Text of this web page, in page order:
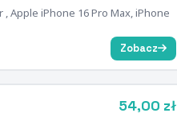
Apple iPhone 16 Pro Max, iPhone
Zobacz
54,00 zł